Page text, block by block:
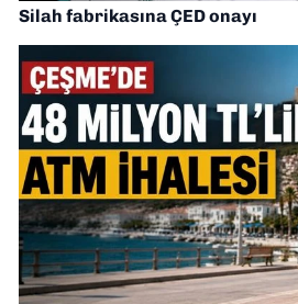
Silah fabrikasına ÇED onayı